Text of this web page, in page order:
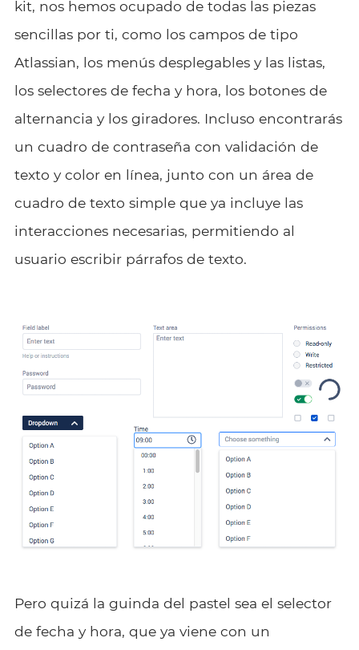
kit, nos hemos ocupado de todas las piezas
sencillas por ti, como los campos de tipo
Atlassian, los menús desplegables y las listas,
los selectores de fecha y hora, los botones de
alternancia y los giradores. Incluso encontrarás
un cuadro de contraseña con validación de
texto y color en línea, junto con un área de
cuadro de texto simple que ya incluye las
interacciones necesarias, permitiendo al
usuario escribir párrafos de texto.
Pero quizá la guinda del pastel sea el selector
de fecha y hora, que ya viene con un